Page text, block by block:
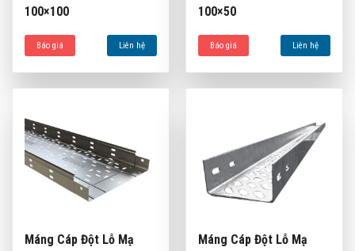
100×100
Báo giá Liên hệ
100×50
Báo giá Liên hệ
Máng Cáp Đột Lỗ Mạ
Máng Cáp Đột Lỗ Mạ